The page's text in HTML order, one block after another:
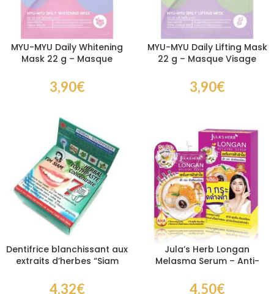
MYU-MYU Daily Whitening
Mask 22 g – Masque
la Niacinamide
3,90€
MYU-MYU Daily Lifting Mask
22 g – Masque Visage
Collagène
3,90€
Dentifrice blanchissant aux
extraits d’herbes “Siam
4,32€
Jula’s Herb Longan
Melasma Serum – Anti-
un Teint Uniforme
4,50€